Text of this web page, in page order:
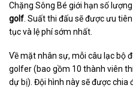
Chặng Sông Bé giới hạn số
golf . Suất thi đấu sẽ được ưu
tục và lệ phí sớm nhất.
Về mặt nhân sự, mỗi câu lạc bộ
golfer (bao gồm 10 thành viên
dự bị). Đội hình này sẽ được chia